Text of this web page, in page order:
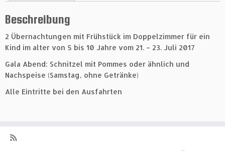
Beschreibung
2 Übernachtungen mit Frühstück im Doppelzimmer für ein
Kind im alter von 5 bis 10 Jahre vom 21. – 23. Juli 2017
Gala Abend: Schnitzel mit Pommes oder ähnlich und
Nachspeise (Samstag, ohne Getränke)
Alle Eintritte bei den Ausfahrten